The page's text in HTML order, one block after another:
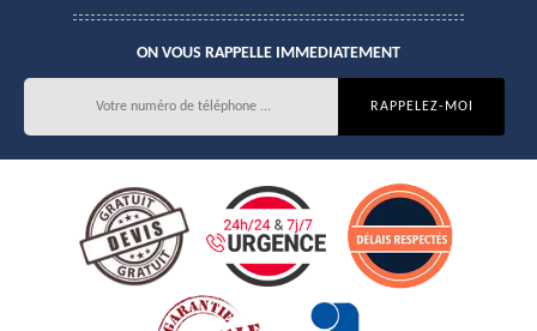
ON VOUS RAPPELLE IMMEDIATEMENT